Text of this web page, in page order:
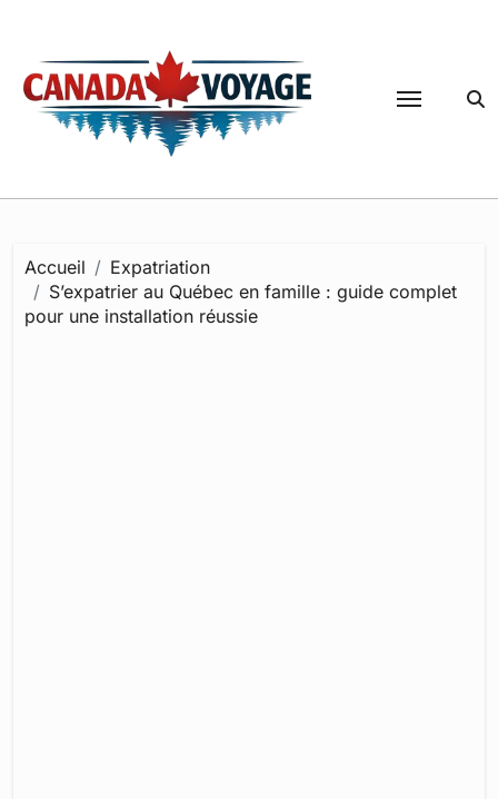
contenu
Accueil
Expatriation
S’expatrier au Québec en famille : guide complet
pour une installation réussie